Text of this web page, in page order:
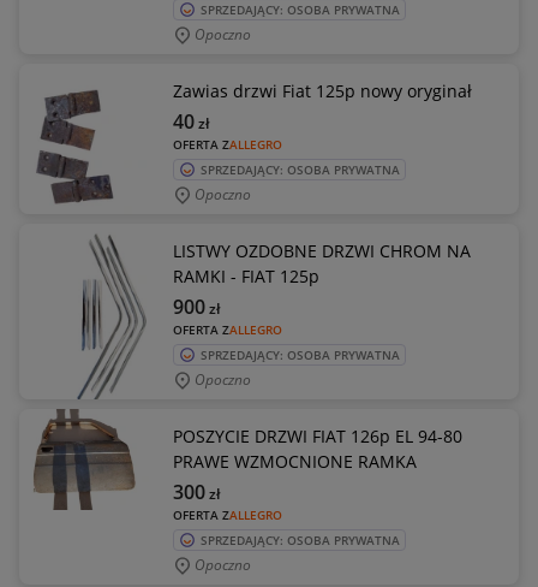
SPRZEDAJĄCY: OSOBA PRYWATNA
Opoczno
Zawias drzwi Fiat 125p nowy oryginał
OFERTA ZALLEGRO
40zł
SPRZEDAJĄCY: OSOBA PRYWATNA
Opoczno
LISTWY OZDOBNE DRZWI CHROM NA
RAMKI - FIAT 125p
OFERTA ZALLEGRO
900zł
SPRZEDAJĄCY: OSOBA PRYWATNA
Opoczno
POSZYCIE DRZWI FIAT 126p EL 94-80
PRAWE WZMOCNIONE RAMKA
OFERTA ZALLEGRO
300zł
SPRZEDAJĄCY: OSOBA PRYWATNA
Opoczno